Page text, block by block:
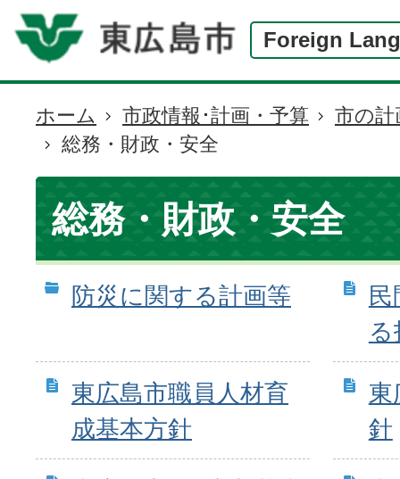
Foreign
現
在
の
位
置
ホーム 市政情報･計画・予算
市の計
総務・財政・安全
総務・財政・安全
防災に関する計画等
東広島市職員人材育
成基本方針
東
針